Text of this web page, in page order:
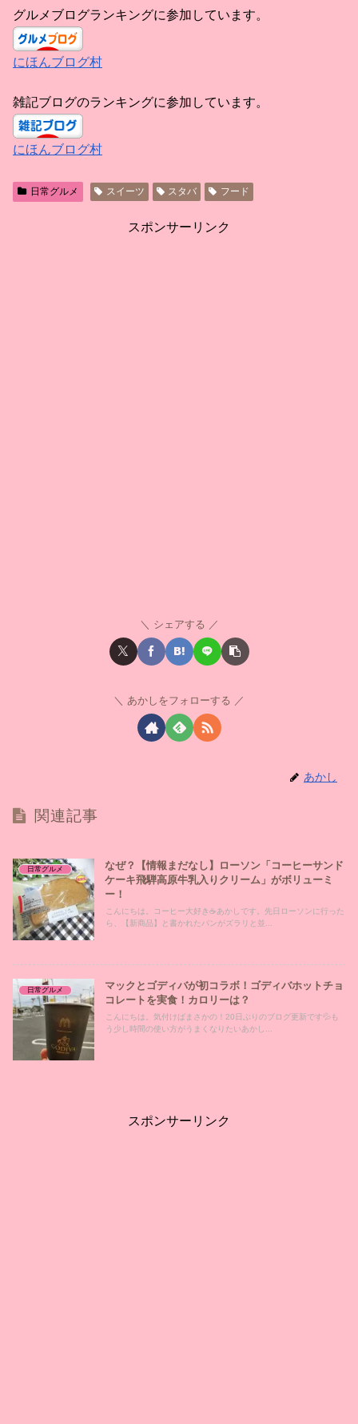
グルメブログランキングに参加しています。
にほんブログ村
雑記ブログのランキングに参加しています。
にほんブログ村
日常グルメ スイーツ スタバ フード
スポンサーリンク
シェアする
あかしをフォローする
あかし
関連記事
日常グルメ
なぜ？【情報まだなし】ローソン「コーヒーサンド
ケーキ飛騨高原牛乳入りクリーム」がボリューミ
ー！
こんにちは。コーヒー大好き☕あかしです。先日ローソンに行った
ら、【新商品】と書かれたパンがズラリと並...
日常グルメ
マックとゴディバが初コラボ！ゴディバホットチョ
コレートを実食！カロリーは？
こんにちは。気付けばまさかの！20日ぶりのブログ更新です💦も
う少し時間の使い方がうまくなりたいあかし...
スポンサーリンク